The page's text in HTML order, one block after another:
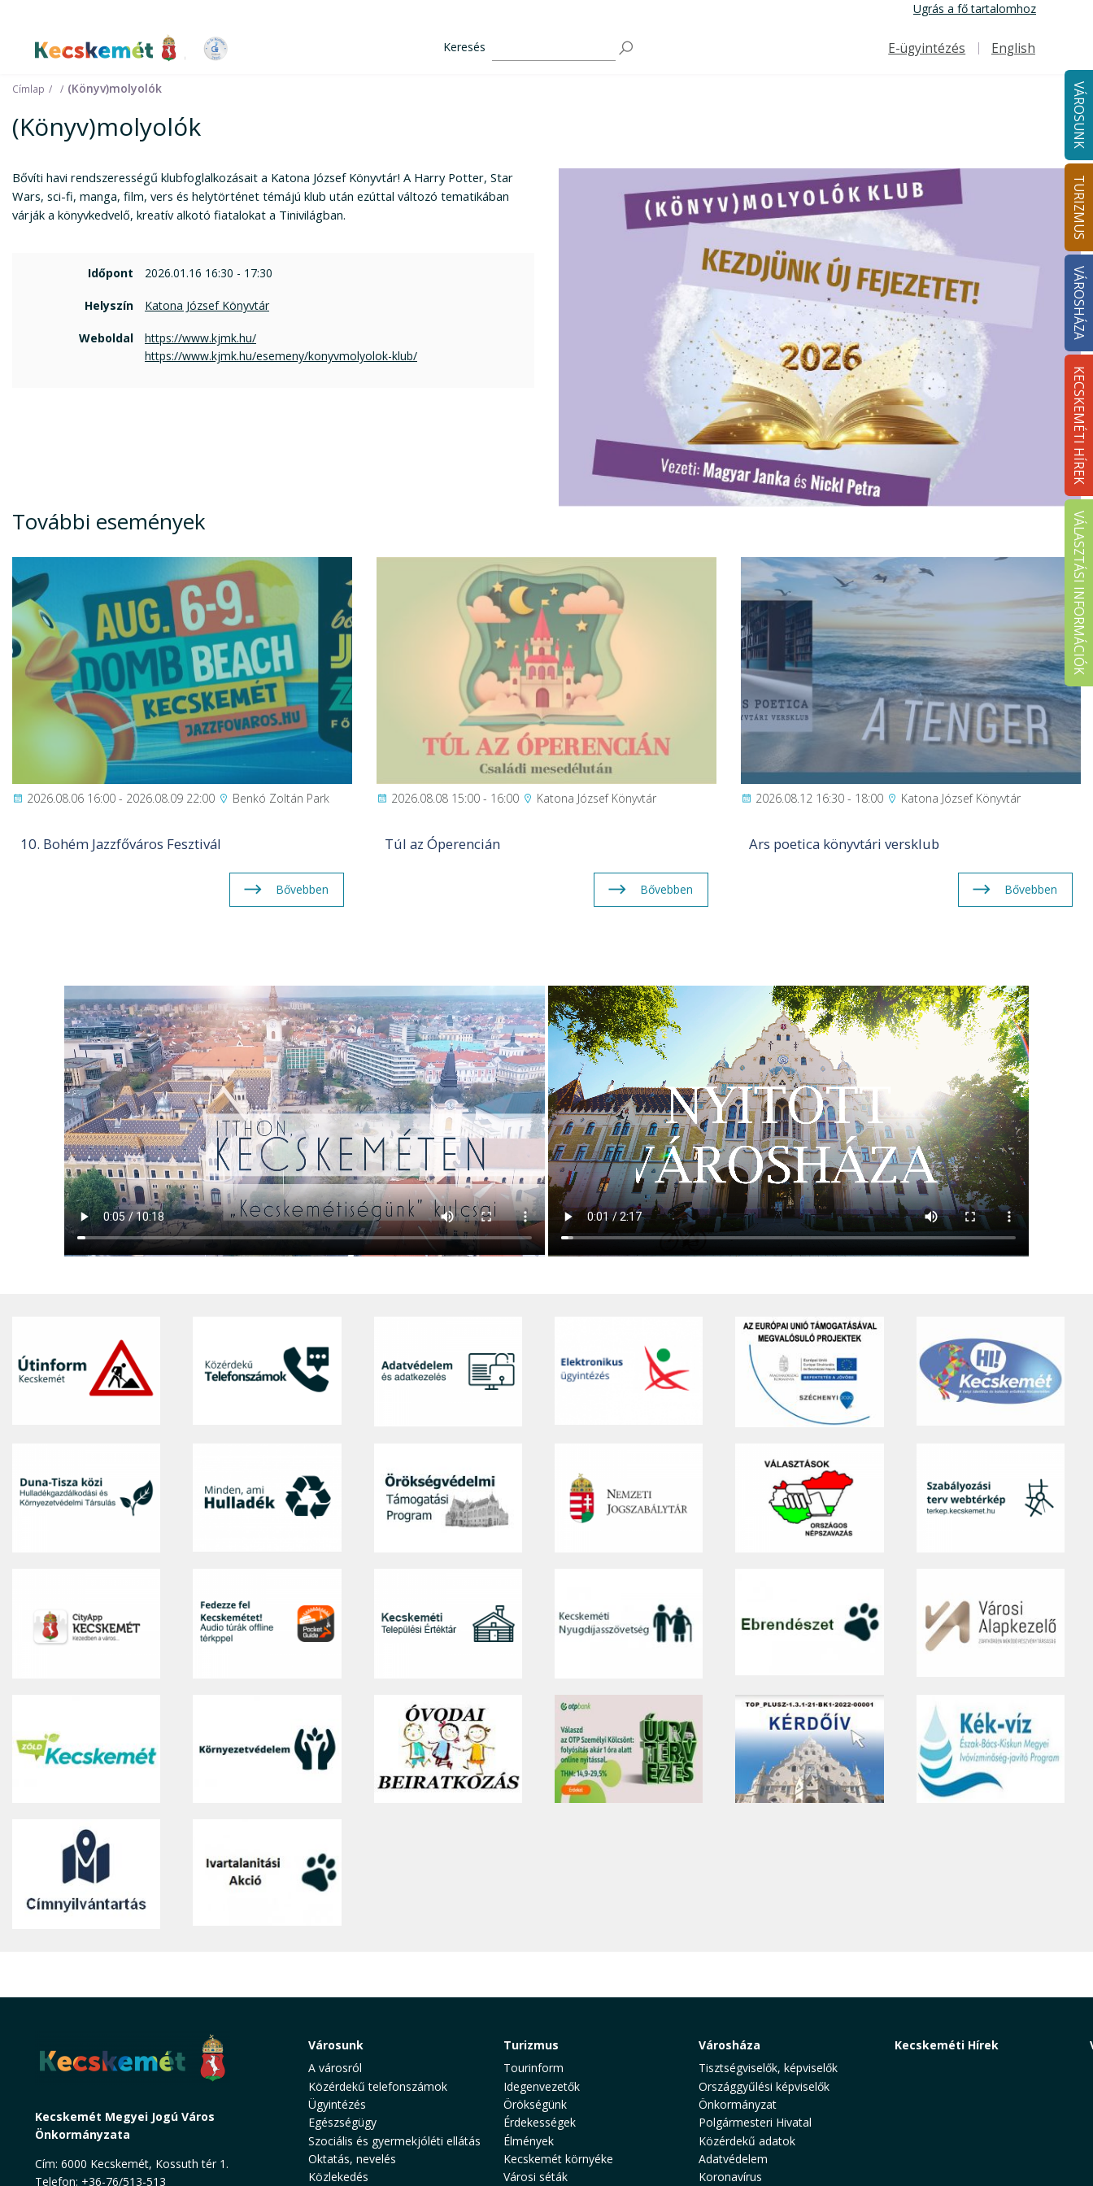
Ugrás a fő tartalomhoz
Kecskemét Város Honlapja
Keresés
Felső navigáció
E-ügyintézés English
VÁROSUNK
TURIZMUS
VÁROSHÁZA
KECSKEMÉTI HÍREK
VÁLASZTÁSI INFORMÁCIÓK
Címlap (Könyv)molyolók
(Könyv)molyolók
Bővíti havi rendszerességű klubfoglalkozásait a Katona József Könyvtár! A Harry Potter, Star
Wars, sci-fi, manga, film, vers és helytörténet témájú klub után ezúttal változó tematikában
várják a könyvkedvelő, kreatív alkotó fiatalokat a Tinivilágban.
Időpont 2026.01.16 16:30 - 17:30
Helyszín Katona József Könyvtár
Weboldal
https://www.kjmk.hu/
https://www.kjmk.hu/esemeny/konyvmolyolok-klub/
További események
2026.08.06 16:00 - 2026.08.09 22:00 Benkó Zoltán Park
10. Bohém Jazzfőváros Fesztivál
Bővebben
2026.08.08 15:00 - 16:00 Katona József Könyvtár
Túl az Óperencián
Bővebben
2026.08.12 16:30 - 18:00 Katona József Könyvtár
Ars poetica könyvtári versklub
Bővebben
Kecskemét Megyei Jogú Város
Önkormányzata
Cím: 6000 Kecskemét, Kossuth tér 1.
Telefon: +36-76/513-513
Városunk
A városról
Közérdekű telefonszámok
Ügyintézés
Egészségügy
Szociális és gyermekjóléti ellátás
Oktatás, nevelés
Közlekedés
Turizmus
Tourinform
Idegenvezetők
Örökségünk
Érdekességek
Élmények
Kecskemét környéke
Városi séták
Városháza
Tisztségviselők, képviselők
Országgyűlési képviselők
Önkormányzat
Polgármesteri Hivatal
Közérdekű adatok
Adatvédelem
Koronavírus
Kecskeméti Hírek